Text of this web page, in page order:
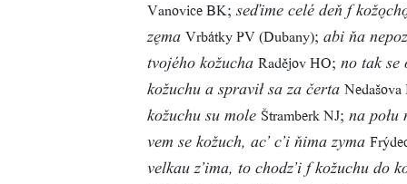
Vanovice BK; seďime celé deň f
ze̬ma Vrbátky PV (Dubany); abi ňa
tvojého kožucha Radějov HO; no tak se
kožuchu a spravił sa za čerta
kožuchu su mole Štramberk NJ; na połu
vem se kožuch, ac’ c’i ňima zyma
velkau z’ima, to chodz’i f kožuchu do